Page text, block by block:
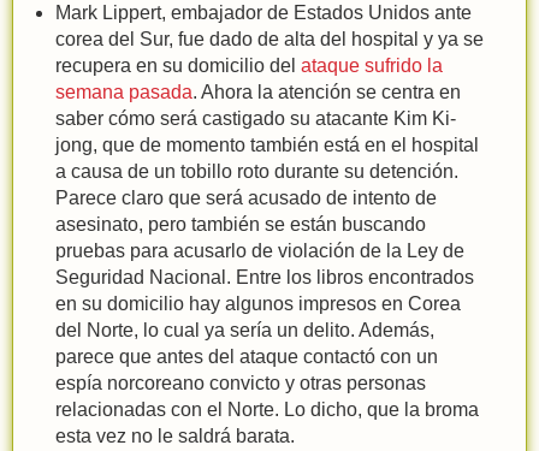
Mark Lippert, embajador de Estados Unidos ante
corea del Sur, fue dado de alta del hospital y ya se
recupera en su domicilio del ataque sufrido la
semana pasada. Ahora la atención se centra en
saber cómo será castigado su atacante Kim Ki-
jong, que de momento también está en el hospital
a causa de un tobillo roto durante su detención.
Parece claro que será acusado de intento de
asesinato, pero también se están buscando
pruebas para acusarlo de violación de la Ley de
Seguridad Nacional. Entre los libros encontrados
en su domicilio hay algunos impresos en Corea
del Norte, lo cual ya sería un delito. Además,
parece que antes del ataque contactó con un
espía norcoreano convicto y otras personas
relacionadas con el Norte. Lo dicho, que la broma
esta vez no le saldrá barata.